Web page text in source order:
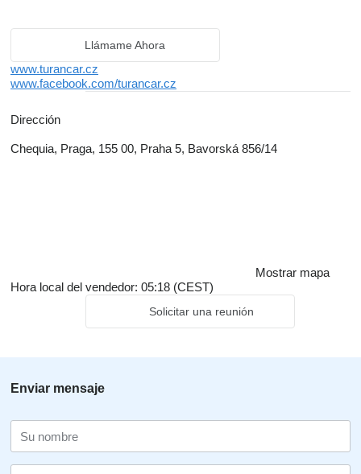
Llámame Ahora
www.turancar.cz
www.facebook.com/turancar.cz
Dirección
Chequia, Praga, 155 00, Praha 5, Bavorská 856/14
Mostrar mapa
Hora local del vendedor: 05:18 (CEST)
Solicitar una reunión
Enviar mensaje